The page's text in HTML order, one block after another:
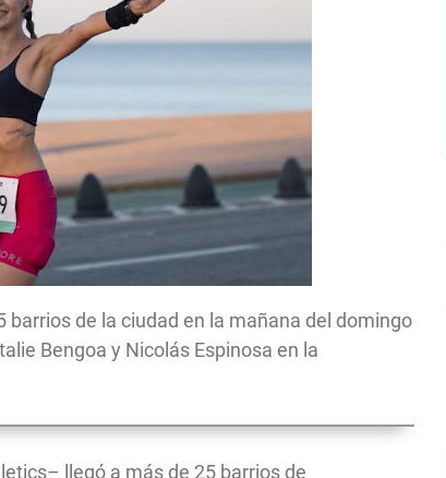
de la ciudad en la mañana del domingo
Bengoa y Nicolás Espinosa en la
llegó a más de 25 barrios de